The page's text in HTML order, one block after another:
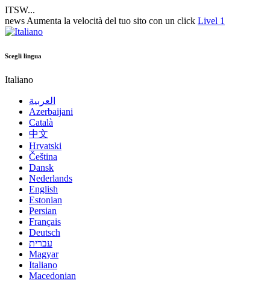
ITSW...
news Aumenta la velocità del tuo sito con un click Livel 1
Scegli lingua
Italiano
العربية
Azerbaijani
Català
中文
Hrvatski
Čeština
Dansk
Nederlands
English
Estonian
Persian
Français
Deutsch
עברית
Magyar
Italiano
Macedonian